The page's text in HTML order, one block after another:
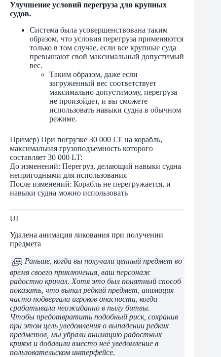
Улучшение условий перегруза для крупных
судов.
Система была усовершенствована таким
образом, что условия перегруза применяются
только в том случае, если все крупные суда
превышают свой максимальный допустимый
вес.
Таким образом, даже если
загруженный вес соответствует
максимально допустимому, перегруза
не произойдет, и вы сможете
использовать навыки судна в обычном
режиме.
Пример) При погрузке 30 000 LT на корабль,
максимальная грузоподъемность которого
составляет 30 000 LT:
До изменений: Перегруз, делающий навыки судна
непригодными для использования
После изменений: Корабль не перегружается, и
навыки судна можно использовать
UI
Удалена анимация ликования при получении
предмета
Раньше, когда вы получали ценный предмет во
время своего приключения, ваш персонаж
радостно кричал. Хотя это был понятный способ
показать, что выпал редкий предмет, анимация
часто подвергала игроков опасности, когда
срабатывала неожиданно в пылу битвы.
Чтобы предотвратить подобный риск, сохранив
при этом цель уведомления о выпадении редких
предметов, мы убрали анимацию радостных
криков и добавили вместо неё уведомление в
пользовательском интерфейсе.